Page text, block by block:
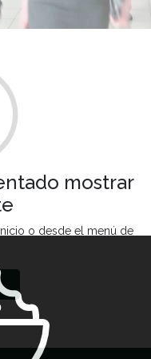
mostrar
o desde el menú de